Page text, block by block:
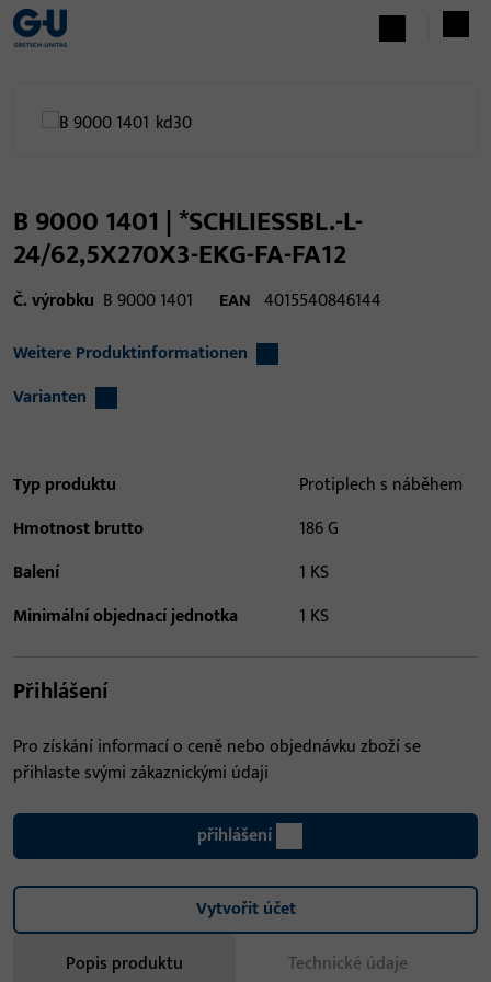
B 9000 1401 | *SCHLIESSBL.-L-
24/62,5X270X3-EKG-FA-FA12
Č. výrobku B 9000 1401 EAN 4015540846144
Weitere Produktinformationen
Varianten
Typ produktu
Protiplech s náběhem
Hmotnost brutto
186 G
Balení
1 KS
Minimální objednací jednotka
1 KS
Přihlášení
Pro získání informací o ceně nebo objednávku zboží se
přihlaste svými zákaznickými údaji
přihlášení
Vytvořit účet
Popis produktu
Technické údaje